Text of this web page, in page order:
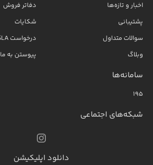
اخبار و تازه‌ها
پشتیبانی
سوالات متداول
وبلاگ
دفاتر فروش
شکایات
درخواست SLA
پیوستن به ما
سامانه‌ها
۱۹۵
شبکه‌های اجتماعی
دانلود اپلیکیشن